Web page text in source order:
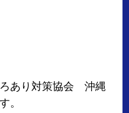
ろあり対策協会 沖縄
。